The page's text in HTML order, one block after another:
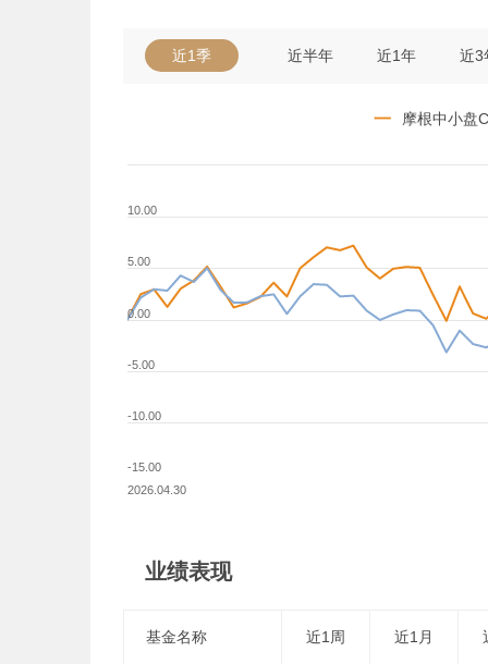
近1季 近半年 近1年 近3
一 摩根中小盘
2026.04.30
-15.00
-10.00
-5.00
0.00
5.00
10.00
业绩表现
基金名称 近1周 近1月